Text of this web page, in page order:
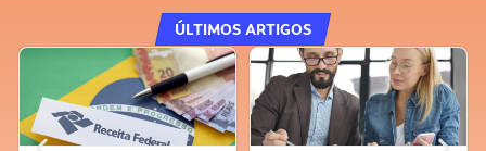
ÚLTIMOS ARTIGOS